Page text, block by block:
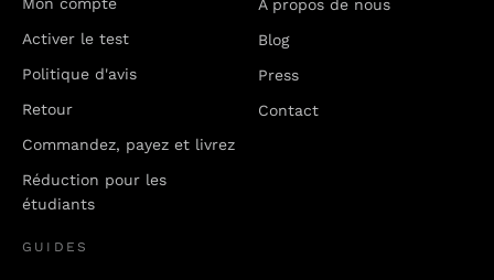
Mon compte
Activer le test
Politique d'avis
Retour
Commandez, payez et livrez
Réduction pour les
étudiants
A propos de nous
Blog
Press
Contact
GUIDES